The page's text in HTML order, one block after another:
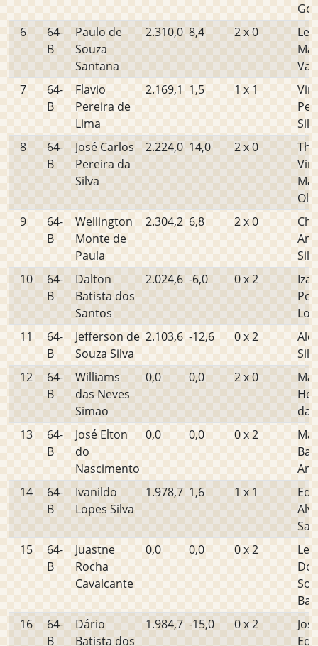
6
64-
B
Paulo de
Souza
Santana
2.310,0 8,4 2 x 0
7
64-
B
Flavio
Pereira de
Lima
2.169,1 1,5 1 x 1
8
64-
B
José Carlos
Pereira da
Silva
2.224,0 14,0 2 x 0
9
64-
B
Wellington
Monte de
Paula
2.304,2 6,8 2 x 0
10
64-
B
Dalton
Batista dos
Santos
2.024,6 -6,0 0 x 2
11
64-
B
Jefferson de
Souza Silva
2.103,6 -12,6 0 x 2
12
64-
B
Williams
das Neves
Simao
0,0 0,0 2 x 0
da
13
64-
B
José Elton
do
Nascimento
0,0 0,0 0 x 2
14
64-
B
Ivanildo
Lopes Silva
1.978,7 1,6 1 x 1
15
64-
B
Juastne
Rocha
Cavalcante
0,0 0,0 0 x 2
16
64-
B
Dário
Batista dos
1.984,7 -15,0 0 x 2